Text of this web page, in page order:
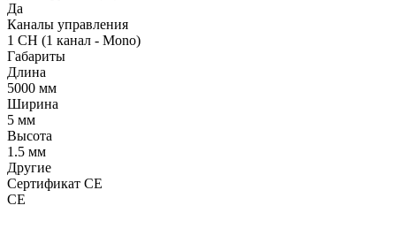
Да
Каналы управления
1 CH (1 канал - Mono)
Габариты
Длина
5000 мм
Ширина
5 мм
Высота
1.5 мм
Другие
Сертификат CE
CE